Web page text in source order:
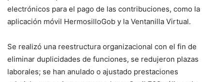
electrónicos para el pago de las contribuciones, como la
aplicación móvil HermosilloGob y la Ventanilla Virtual.
Se realizó una reestructura organizacional con el fin de
eliminar duplicidades de funciones, se redujeron plazas
laborales; se han anulado o ajustado prestaciones